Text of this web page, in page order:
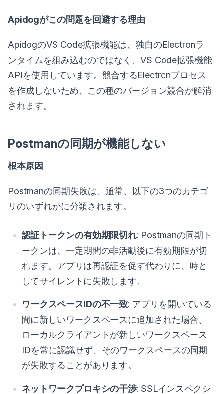
Apidogがこの問題を回避する理由
ApidogのVS Code拡張機能は、独自のElectronラ
ンタイムを組み込むのではなく、VS Code拡張機能
APIを使用しています。競合するElectronプロセス
を作成しないため、この種のバージョン競合が解消
されます。
Postmanの同期が機能しない
根本原因
Postmanの同期失敗は、通常、以下の3つのカテゴ
リのいずれかに分類されます。
認証トークンの有効期限切れ: Postmanの同期ト
ークンは、一定期間の非活動後に有効期限が切
れます。アプリは再認証を促す代わりに、時と
してサイレントに失敗します。
ワークスペースIDの不一致: アプリを開いている
間に新しいワークスペースに追加された場合、
ローカルクライアントが新しいワークスペース
IDを常に認識せず、そのワークスペースの同期
が失敗することがあります。
ネットワークプロキシの干渉: SSLインスペクシ